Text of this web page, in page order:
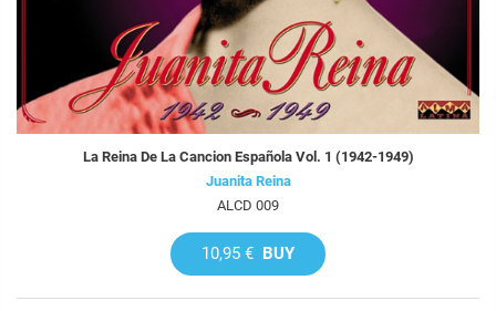
La Reina De La Cancion Española Vol. 1 (1942-1949)
Juanita Reina
ALCD 009
10,95 € BUY